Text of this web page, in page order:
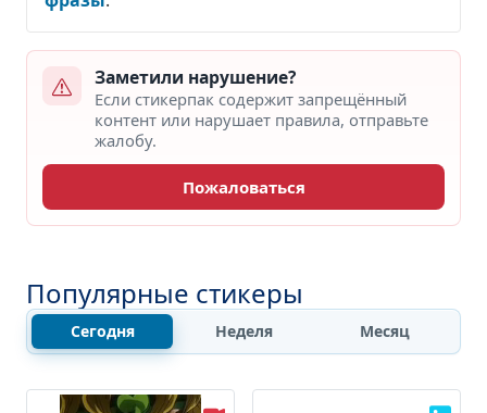
Заметили нарушение?
Если стикерпак содержит запрещённый
контент или нарушает правила, отправьте
жалобу.
Пожаловаться
Популярные стикеры
Сегодня Неделя Месяц